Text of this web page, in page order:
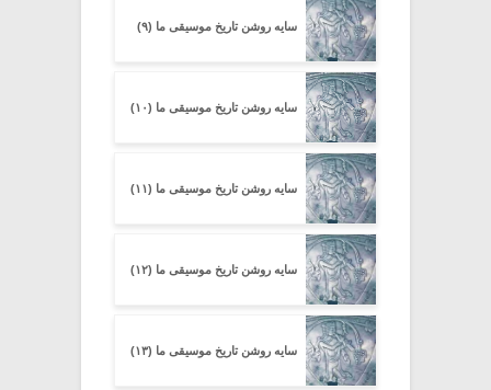
سایه روشن تاریخ موسیقی ما (۹)
سایه روشن تاریخ موسیقی ما (۱۰)
سایه روشن تاریخ موسیقی ما (۱۱)
سایه روشن تاریخ موسیقی ما (۱۲)
سایه روشن تاریخ موسیقی ما (۱۳)